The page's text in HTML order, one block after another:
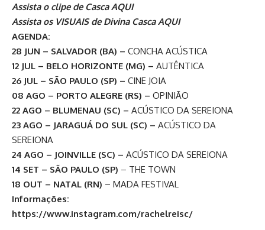
Assista o clipe de Casca AQUI
Assista os VISUAIS de Divina Casca AQUI
AGENDA:
28 JUN – SALVADOR (BA) – CONCHA ACÚSTICA
12 JUL – BELO HORIZONTE (MG) – AUTÊNTICA
26 JUL – SÃO PAULO (SP) – CINE JOIA
08 AGO – PORTO ALEGRE (RS) – OPINIÃO
22 AGO – BLUMENAU (SC) – ACÚSTICO DA SEREIONA
23 AGO – JARAGUÁ DO SUL (SC) – ACÚSTICO DA
SEREIONA
24 AGO – JOINVILLE (SC) – ACÚSTICO DA SEREIONA
14 SET – SÃO PAULO (SP) – THE TOWN
18 OUT – NATAL (RN) – MADA FESTIVAL
Informações:
https://www.instagram.com/rachelreisc/